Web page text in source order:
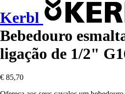
Kerbl
Bebedouro
ligação de 1/2"
€ 85,70